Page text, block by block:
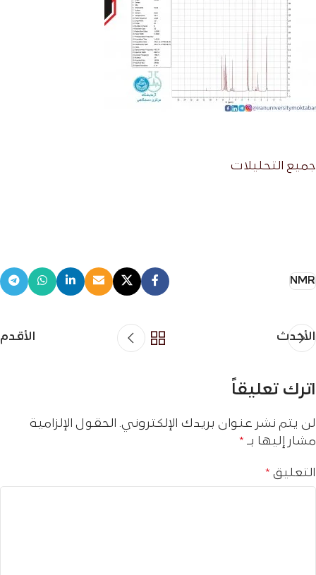
جمیع التحلیلات
NMR
الأحدث الأقدم
اترك تعليقاً
لن يتم نشر عنوان بريدك الإلكتروني.
الحقول الإلزامية
مشار إليها بـ *
التعليق *